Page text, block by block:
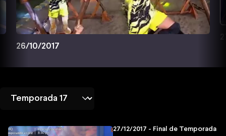
26/10/2017
27/12/2017 - Final de Temporada